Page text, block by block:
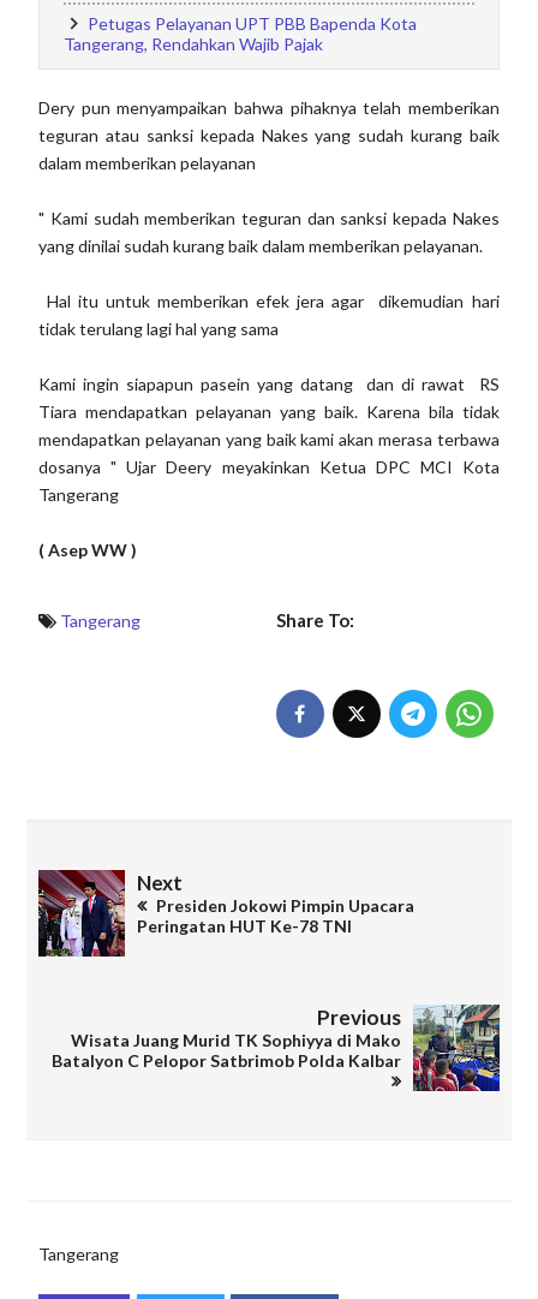
Petugas Pelayanan UPT PBB Bapenda Kota
Tangerang, Rendahkan Wajib Pajak
Dery pun menyampaikan bahwa pihaknya telah memberikan
teguran atau sanksi kepada Nakes yang sudah kurang baik
dalam memberikan pelayanan
" Kami sudah memberikan teguran dan sanksi kepada Nakes
yang dinilai sudah kurang baik dalam memberikan pelayanan.
Hal itu untuk memberikan efek jera agar dikemudian hari
tidak terulang lagi hal yang sama
Kami ingin siapapun pasein yang datang dan di rawat RS
Tiara mendapatkan pelayanan yang baik. Karena bila tidak
mendapatkan pelayanan yang baik kami akan merasa terbawa
dosanya " Ujar Deery meyakinkan Ketua DPC MCI Kota
Tangerang
( Asep WW )
Tangerang Share To:
Next
Presiden Jokowi Pimpin Upacara
Peringatan HUT Ke-78 TNI
Previous
Wisata Juang Murid TK Sophiyya di Mako
Batalyon C Pelopor Satbrimob Polda Kalbar
Tangerang